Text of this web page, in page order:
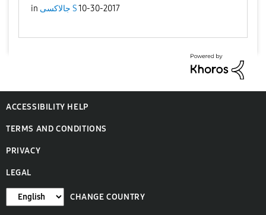
in جالاكسى S10-30-2017
ACCESSIBILITY HELP
TERMS AND CONDITIONS
PRIVACY
LEGAL
CHANGE COUNTRY